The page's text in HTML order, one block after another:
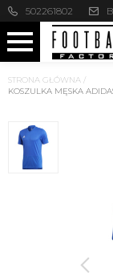
502261802
STRONA GŁÓWNA /
KOSZULKA MĘSKA